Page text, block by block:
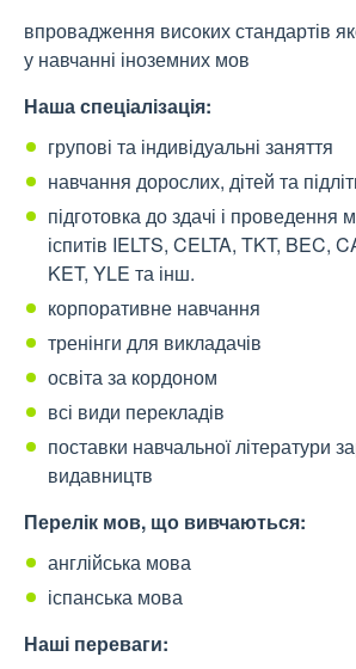
впровадження високих стандартів
у навчанні іноземних мов
Нашаспеціалізація:
групові та індивідуальні заняття
навчання дорослих, дітей та
підготовка до здачі і проведення
іспитів IELTS, CELTA, TKT, BEC,
KET, YLE та інш.
корпоративне навчання
тренінги для викладачів
освіта за кордоном
всі види перекладів
поставки навчальної літератури
видавництв
Перелік мов, що вивчаються:
англійська мова
іспанська мова
Наші переваги: